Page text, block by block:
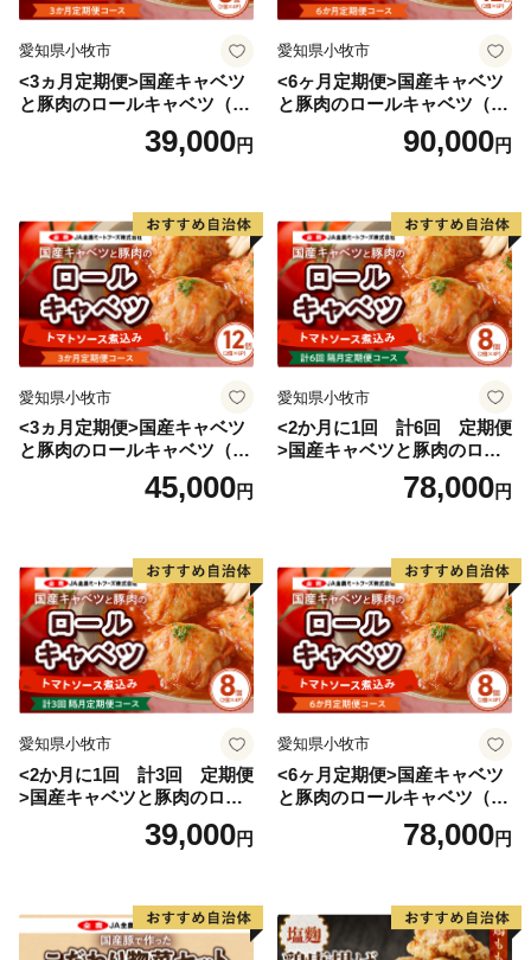
愛知県小牧市
<3ヵ月定期便>国産キャベツ
と豚肉のロールキャベツ（4P
39,000円
愛知県小牧市
<6ヶ月定期便>国産キャベツ
と豚肉のロールキャベツ（6P
90,000円
愛知県小牧市
<3ヵ月定期便>国産キャベツ
と豚肉のロールキャベツ（6P
45,000円
愛知県小牧市
<2か月に1回 計6回 定期便
>国産キャベツと豚肉のロー
ルキャベツ（4P入り）
78,000円
愛知県小牧市
<2か月に1回 計3回 定期便
>国産キャベツと豚肉のロー
ルキャベツ（4P入り）
39,000円
愛知県小牧市
<6ヶ月定期便>国産キャベツ
と豚肉のロールキャベツ（4P
78,000円